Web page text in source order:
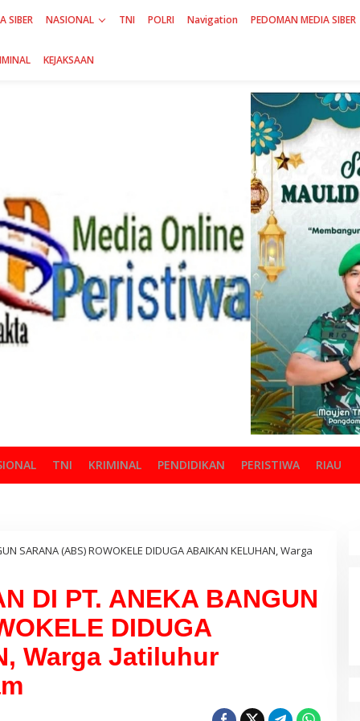
SIBER NASIONAL TNI POLRI Navigation PEDOMAN MEDIA SIBER
KEJAKSAAN
TNI KRIMINAL PENDIDIKAN PERISTIWA RIAU
SARANA (ABS) ROWOKELE DIDUGA ABAIKAN KELUHAN, Warga
DI PT. ANEKA BANGUN
DIDUGA
Warga Jatiluhur